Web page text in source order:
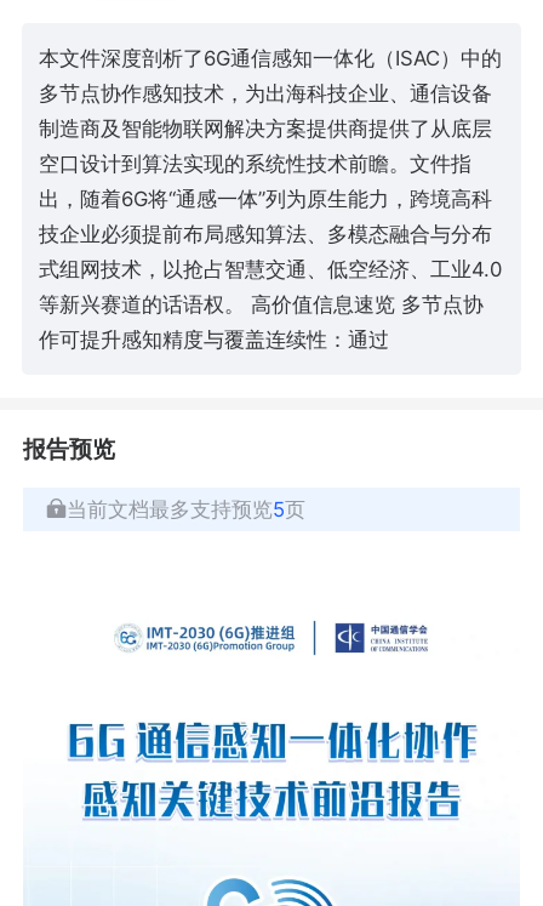
本文件深度剖析了6G通信感知一体化（ISAC）中的
多节点协作感知技术，为出海科技企业、通信设备
制造商及智能物联网解决方案提供商提供了从底层
空口设计到算法实现的系统性技术前瞻。文件指
出，随着6G将“通感一体”列为原生能力，跨境高科
技企业必须提前布局感知算法、多模态融合与分布
式组网技术，以抢占智慧交通、低空经济、工业4.0
等新兴赛道的话语权。 高价值信息速览 多节点协
作可提升感知精度与覆盖连续性：通过
报告预览
当前文档最多支持预览5页